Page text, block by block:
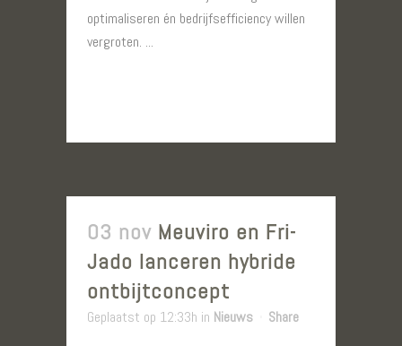
optimaliseren én bedrijfsefficiency willen
vergroten. ...
03 nov Meuviro en Fri-
Jado lanceren hybride
ontbijtconcept
Geplaatst op 12:33h in Nieuws Share